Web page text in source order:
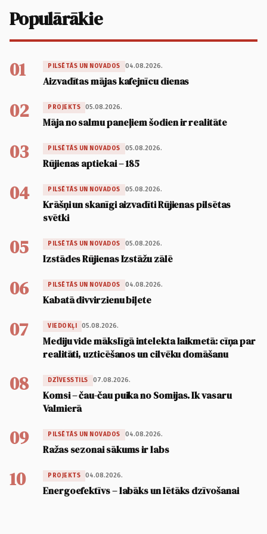
Populārākie
01 PILSĒTĀS UN NOVADOS 04.08.2026.
Aizvadītas mājas kafejnīcu dienas
02 PROJEKTS 05.08.2026.
Māja no salmu paneļiem šodien ir realitāte
03 PILSĒTĀS UN NOVADOS 05.08.2026.
Rūjienas aptiekai – 185
04 PILSĒTĀS UN NOVADOS 05.08.2026.
Krāšņi un skanīgi aizvadīti Rūjienas pilsētas
svētki
05 PILSĒTĀS UN NOVADOS 05.08.2026.
Izstādes Rūjienas Izstāžu zālē
06 PILSĒTĀS UN NOVADOS 04.08.2026.
Kabatā divvirzienu biļete
07 VIEDOKĻI 05.08.2026.
Mediju vide mākslīgā intelekta laikmetā: cīņa par
realitāti, uzticēšanos un cilvēku domāšanu
08 DZĪVESSTILS 07.08.2026.
Komsi – čau-čau puika no Somijas. Ik vasaru
Valmierā
09 PILSĒTĀS UN NOVADOS 04.08.2026.
Ražas sezonai sākums ir labs
10 PROJEKTS 04.08.2026.
Energoefektīvs – labāks un lētāks dzīvošanai